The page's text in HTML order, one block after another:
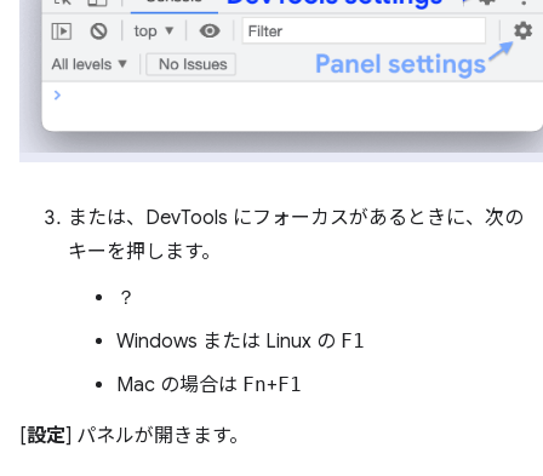
または、DevTools にフォーカスがあるときに、次の
キーを押します。
？
Windows または Linux の F1
Mac の場合は Fn+F1
[設定] パネルが開きます。